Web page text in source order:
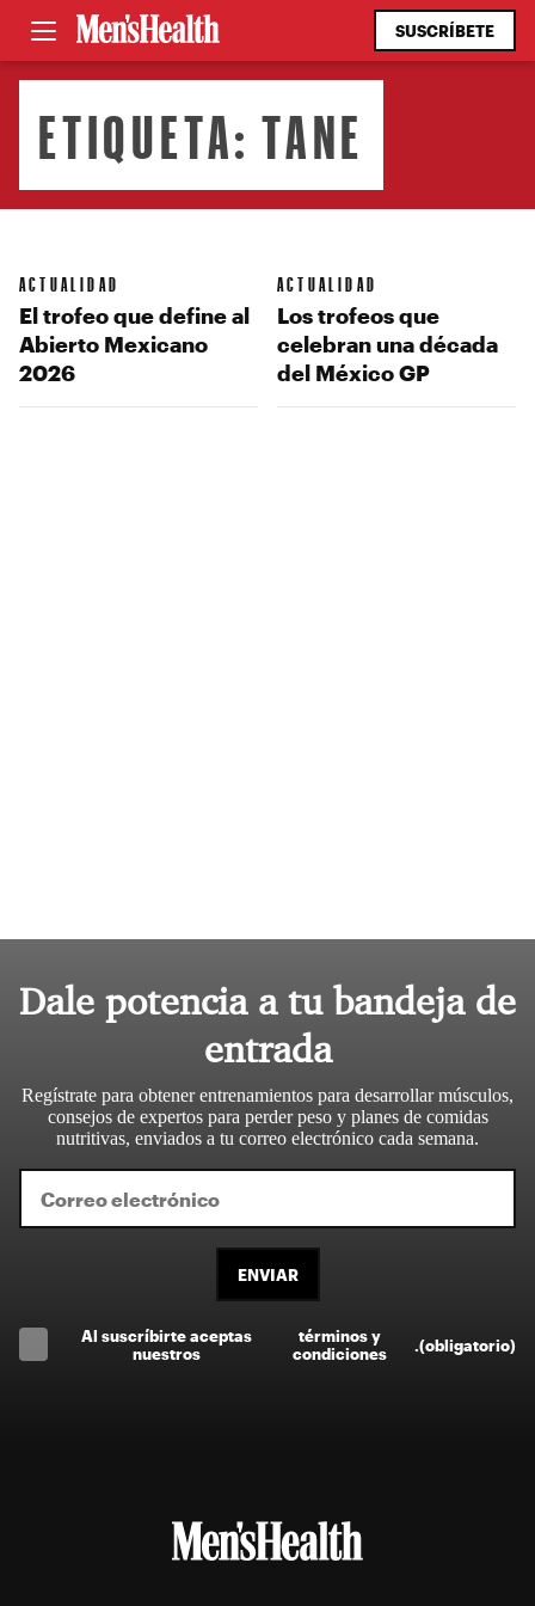
SUSCRÍBETE
ETIQUETA:TANE
ACTUALIDAD
El trofeo que define al
Abierto Mexicano
2026
ACTUALIDAD
Los trofeos que
celebran una década
del México GP
Dale potencia a tu bandeja de
entrada
Regístrate para obtener entrenamientos para desarrollar músculos,
consejos de expertos para perder peso y planes de comidas
nutritivas, enviados a tu correo electrónico cada semana.
ENVIAR
Al suscríbirte aceptas
nuestros
términos y
condiciones
(obligatorio)